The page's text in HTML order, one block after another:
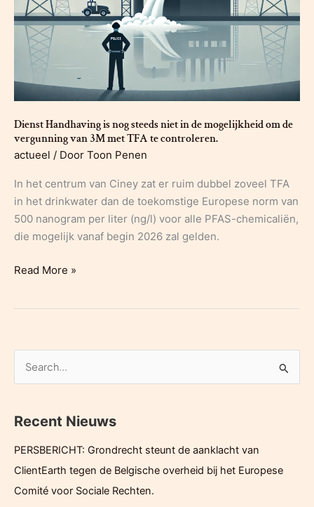
Dienst Handhaving is nog steeds niet in de mogelijkheid om de
vergunning van 3M met TFA te controleren.
actueel / Door Toon Penen
In het centrum van Ciney zat er ruim dubbel zoveel TFA
in het drinkwater dan de toekomstige Europese norm van
500 nanogram per liter (ng/l) voor alle PFAS-chemicaliën,
die mogelijk vanaf begin 2026 zal gelden.
Dienst
om
de
3M
Read More »
k
Recent Nieuws
PERSBERICHT: Grondrecht steunt de aanklacht van
ClientEarth tegen de Belgische overheid bij het Europese
Comité voor Sociale Rechten.